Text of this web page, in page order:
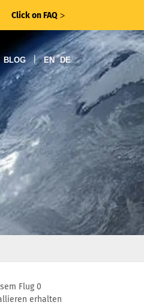
Click on FAQ ᐳ
BLOG | EN DE
Flug 0
erhalten